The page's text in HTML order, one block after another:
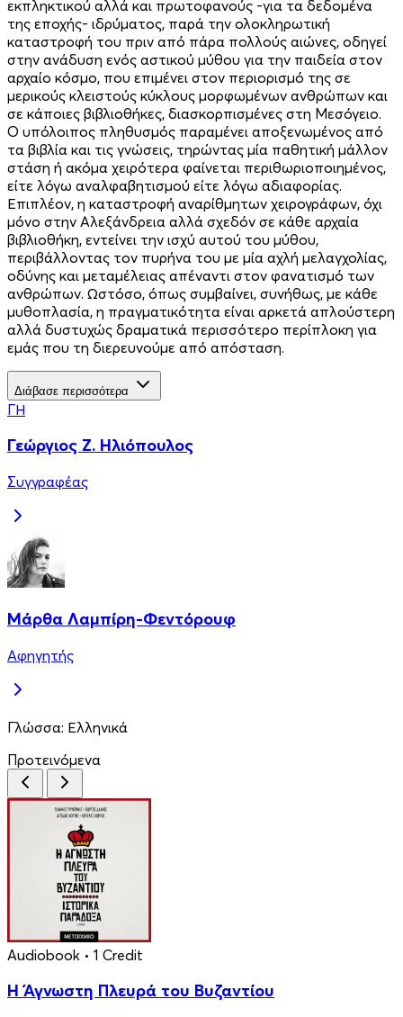
εκπληκτικού αλλά και πρωτοφανούς -για τα δεδομένα
της εποχής- ιδρύματος, παρά την ολοκληρωτική
καταστροφή του πριν από πάρα πολλούς αιώνες, οδηγεί
στην ανάδυση ενός αστικού μύθου για την παιδεία στον
αρχαίο κόσμο, που επιμένει στον περιορισμό της σε
μερικούς κλειστούς κύκλους μορφωμένων ανθρώπων και
σε κάποιες βιβλιοθήκες, διασκορπισμένες στη Μεσόγειο.
Ο υπόλοιπος πληθυσμός παραμένει αποξενωμένος από
τα βιβλία και τις γνώσεις, τηρώντας μία παθητική μάλλον
στάση ή ακόμα χειρότερα φαίνεται περιθωριοποιημένος,
είτε λόγω αναλφαβητισμού είτε λόγω αδιαφορίας.
Επιπλέον, η καταστροφή αναρίθμητων χειρογράφων, όχι
μόνο στην Αλεξάνδρεια αλλά σχεδόν σε κάθε αρχαία
βιβλιοθήκη, εντείνει την ισχύ αυτού του μύθου,
περιβάλλοντας τον πυρήνα του με μία αχλή μελαγχολίας,
οδύνης και μεταμέλειας απέναντι στον φανατισμό των
ανθρώπων. Ωστόσο, όπως συμβαίνει, συνήθως, με κάθε
μυθοπλασία, η πραγματικότητα είναι αρκετά απλούστερη
αλλά δυστυχώς δραματικά περισσότερο περίπλοκη για
εμάς που τη διερευνούμε από απόσταση.
Διάβασε περισσότερα
ΓΗ
Γεώργιος Ζ. Ηλιόπουλος
Συγγραφέας
Μάρθα Λαμπίρη-Φεντόρουφ
Αφηγητής
Γλώσσα: Ελληνικά
Προτεινόμενα
Audiobook • 1 Credit
Η Άγνωστη Πλευρά του Βυζαντίου